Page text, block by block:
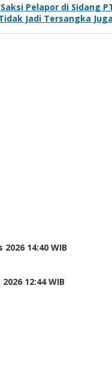
Pelapor di Sidang
Jadi Tersangka
14:40 WIB
12:44 WIB